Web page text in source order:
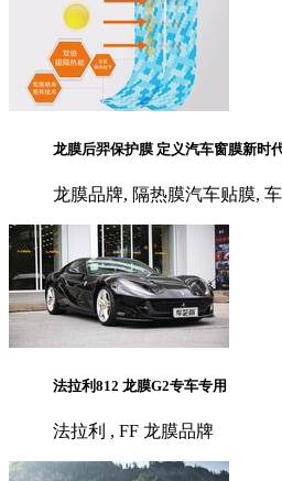
龙膜后羿保护膜 定义汽车窗膜新时
龙膜品牌, 隔热膜汽车贴膜,
法拉利812 龙膜G2专车专用
法拉利 , FF 龙膜品牌